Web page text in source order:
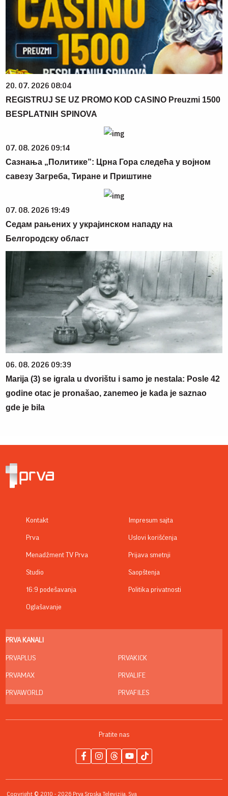
20. 07. 2026 08:04
REGISTRUJ SE UZ PROMO KOD CASINO Preuzmi 1500
BESPLATNIH SPINOVA
07. 08. 2026 09:14
Сазнања „Политике”: Црна Гора следећа у војном
савезу Загреба, Тиране и Приштине
07. 08. 2026 19:49
Седам рањених у украјинском нападу на
Белгородску област
06. 08. 2026 09:39
Marija (3) se igrala u dvorištu i samo je nestala: Posle 42
godine otac je pronašao, zanemeo je kada je saznao
gde je bila
Kontakt
Prva
Menadžment TV Prva
Studio
16:9 podešavanja
Oglašavanje
Impresum sajta
Uslovi korišćenja
Prijava smetnji
Saopštenja
Politika privatnosti
PRVA KANALI
PRVAPLUS
PRVAMAX
PRVAWORLD
PRVAKICK
PRVALIFE
PRVAFILES
Pratite nas
Copyright © 2010 - 2026 Prva Srpska Televizija. Sva